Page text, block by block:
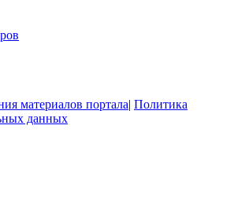
материалов портала| Политика
данных